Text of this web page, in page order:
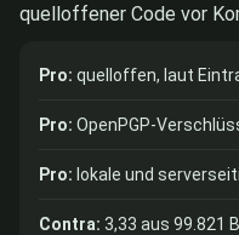
quelloffener Code vor
Pro: quelloffen, laut
Pro: OpenPGP-
Pro: lokale und
Contra: 3,33 aus 99.821